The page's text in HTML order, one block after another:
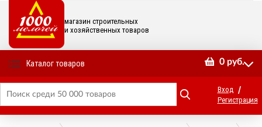
магазин строительных
и хозяйственных товаров
Каталог товаров 0 руб.
Вход /
Регистрация